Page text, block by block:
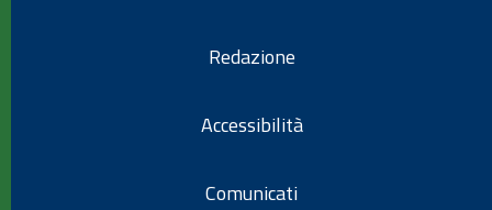
Redazione
Accessibilità
Comunicati